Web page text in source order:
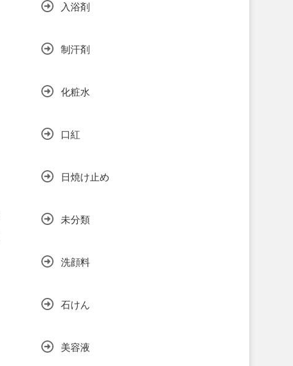
入浴剤
制汗剤
化粧水
口紅
日焼け止め
未分類
洗顔料
石けん
美容液